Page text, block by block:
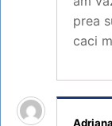
prea
caci
Adriana